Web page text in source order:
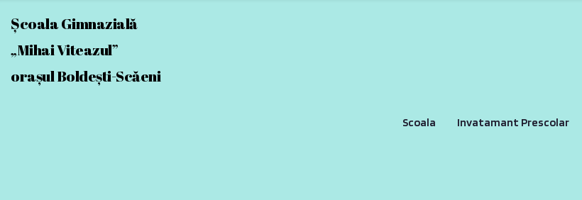
Școala Gimnazială
„Mihai Viteazul”
orașul Boldești-Scăeni
Scoala Invatamant Prescolar